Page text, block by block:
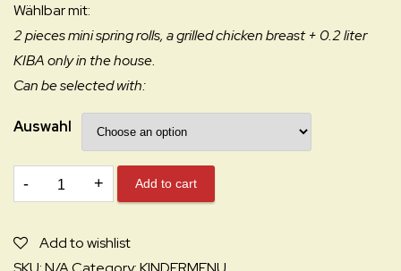
Wählbar mit:
2 pieces mini spring rolls, a grilled chicken breast + 0.2 liter
KIBA only in the house.
Can be selected with:
Auswahl
MINI-
INKL.
Add to cart
Add to wishlist